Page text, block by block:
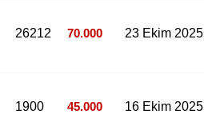
26212 70.000 23 Ekim 2025
1900 45.000 16 Ekim 2025